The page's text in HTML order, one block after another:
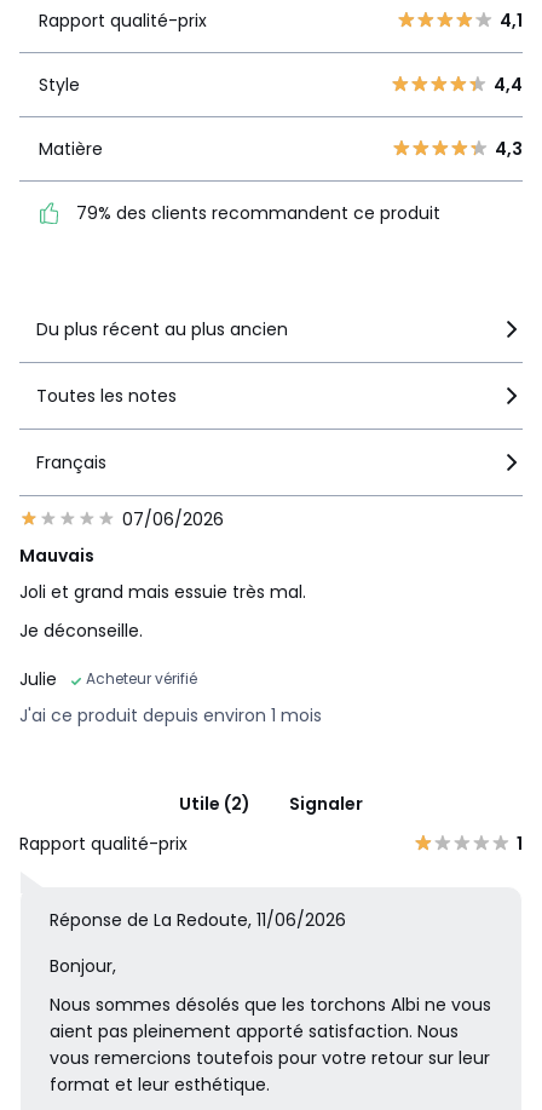
1 4
2
3 3
4
recommandent ce produit
Rapport qualité-prix 4,1
Style 4,4
Matière 4,3
79% des clients recommandent ce produit
Du plus récent au plus ancien
Toutes les notes
Français
07/06/2026
Mauvais
Joli et grand mais essuie très mal.
Je déconseille.
Julie
Acheteur vérifié
J'ai ce produit depuis environ 1 mois
Utile (2)
Signaler
Rapport qualité-prix
1
Réponse de La Redoute, 11/06/2026
Bonjour,
Nous sommes désolés que les torchons Albi ne vous
aient pas pleinement apporté satisfaction. Nous
vous remercions toutefois pour votre retour sur leur
format et leur esthétique.